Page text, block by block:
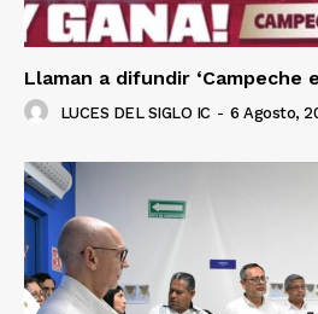
Llaman a difundir ‘Campeche
LUCES DEL SIGLO IC - 6 Agosto,